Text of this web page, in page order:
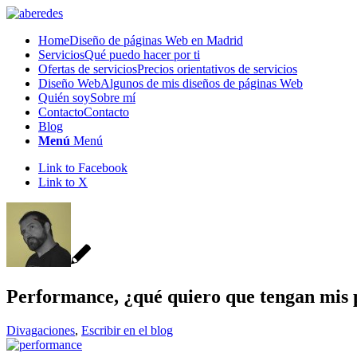
HomeDiseño de páginas Web en Madrid
ServiciosQué puedo hacer por ti
Ofertas de serviciosPrecios orientativos de servicios
Diseño WebAlgunos de mis diseños de páginas Web
Quién soySobre mí
ContactoContacto
Blog
Menú Menú
Link to Facebook
Link to X
Performance, ¿qué quiero que tengan mis
Divagaciones, Escribir en el blog